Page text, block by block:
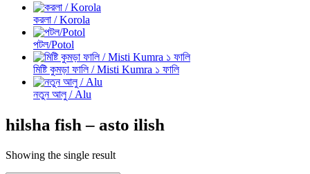
করলা / Korola
পটল/Potol
মিষ্টি কুমড়া ফালি / Misti Kumra ১ ফালি
নতুন আলু / Alu
hilsha fish – asto ilish
Showing the single result